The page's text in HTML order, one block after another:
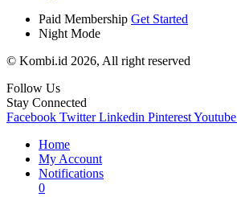
Paid Membership Get Started
Night Mode
© Kombi.id 2026, All right reserved
Follow Us
Stay Connected
Facebook Twitter Linkedin PinterestYoutube
Home
My Account
Notifications
0